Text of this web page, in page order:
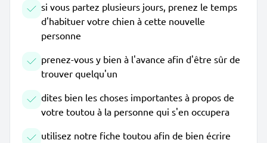
si vous partez plusieurs jours, prenez le temps
d'habituer votre chien à cette nouvelle
personne
prenez-vous y bien à l'avance afin d'être sûr de
trouver quelqu'un
dites bien les choses importantes à propos de
votre toutou à la personne qui s'en occupera
utilisez notre fiche toutou afin de bien écrire